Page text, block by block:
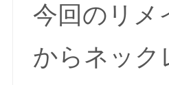
今回のリメ
からネック